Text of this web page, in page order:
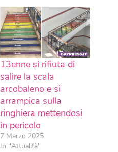
13enne si rifiuta di
salire la scala
arcobaleno e si
arrampica sulla
ringhiera mettendosi
in pericolo
7 Marzo 2025
In "Attualità"